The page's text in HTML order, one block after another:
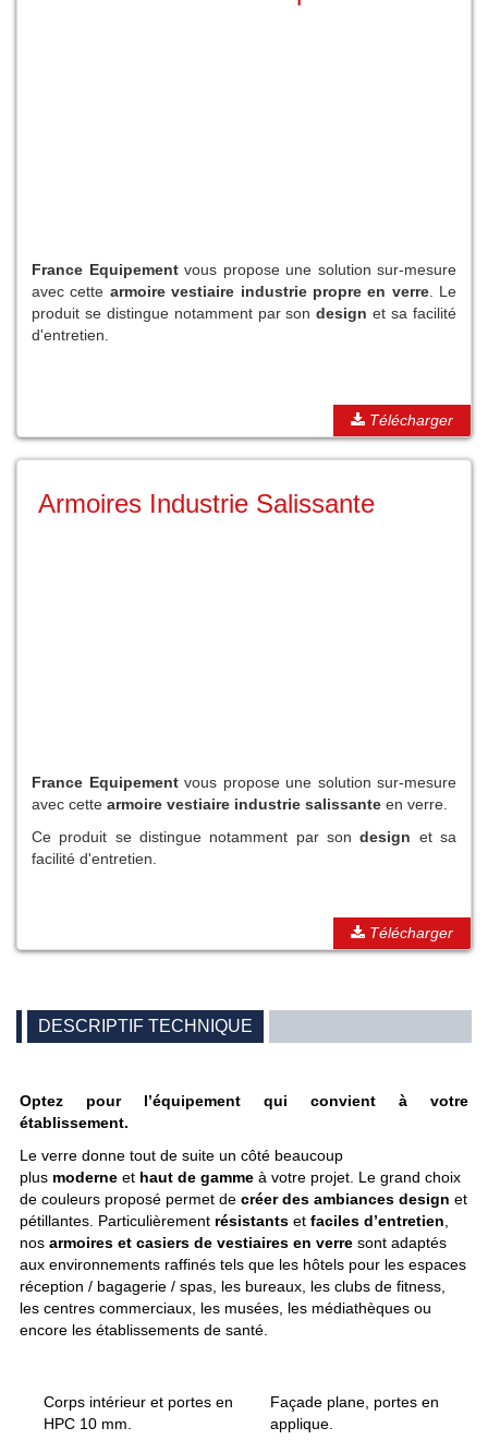
France Equipementvous propose une solution sur-mesure
avec cette armoire vestiaire industrie propre en verre. Le
produit se distingue notamment par sondesign et sa facilité
d'entretien.
Télécharger
Armoires Industrie Salissante
France Equipementvous propose une solution sur-mesure
avec cette armoire vestiaire industrie salissante en verre.
Ce produit se distingue notamment par sondesign et sa
facilité d'entretien.
Télécharger
DESCRIPTIF TECHNIQUE
Optez pour l’équipement qui convient à votre
établissement.
Le verre donne tout de suite un côté beaucoup
plus moderne et haut de gamme à votre projet. Le grand choix
de couleurs proposé permet de créer des ambiances design et
pétillantes. Particulièrement résistants et faciles d’entretien
nos armoires et casiers de vestiaires en verre sont adaptés
aux environnements raffinés tels que les hôtels pour les espaces
réception / bagagerie / spas, les bureaux, les clubs de fitness,
les centres commerciaux, les musées, les médiathèques ou
encore les établissements de santé.
Corps intérieur et portes en
HPC 10 mm.
Façade plane, portes en
applique.